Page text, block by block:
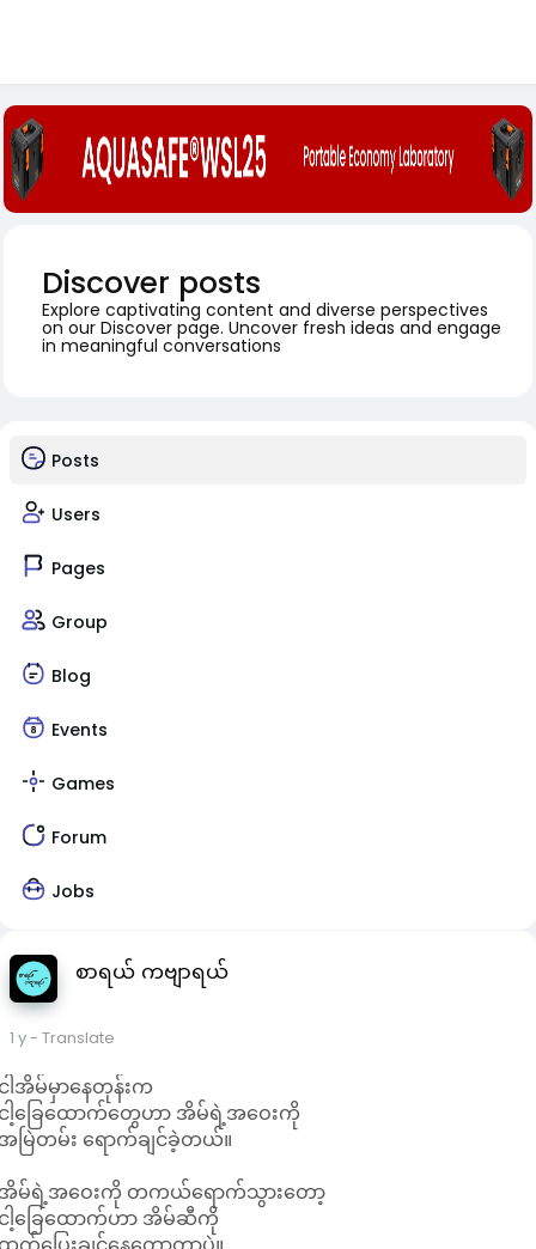
Discover posts
Explore captivating content and diverse perspectives
on our Discover page. Uncover fresh ideas and engage
in meaningful conversations
Posts
Users
Pages
Group
Blog
Events
Games
Forum
Jobs
စာရယ် ကဗျာရယ်
1 y- Translate
ါအိမ်မှာနေတုန်းက
ါ့ခြေထောက်တွေဟာ အိမ်ရဲ့အဝေးကို
မြဲတမ်း ရောက်ချင်ခဲ့တယ်။
မ်ရဲ့အဝေးကို တကယ်ရောက်သွားတော့
ါ့ခြေထောက်ဟာ အိမ်ဆီကို